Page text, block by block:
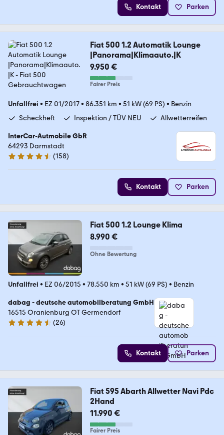
Kontakt Parken
Fiat 500 1.2 Automatik Lounge
|Panorama|Klimaauto.|K
9.950 €
Fairer Preis
Unfallfrei • EZ 01/2017• 86.351 km • 51 kW (69 PS) • Benzin
Scheckheft
Inspektion / TÜV NEU Allwetterreifen
InterCar-Autmobile GbR
64293 Darmstadt
4.6 Sterne
(158)
Kontakt Parken
Fiat 500 1.2 Lounge Klima
8.990 €
Ohne Bewertung
Unfallfrei • EZ 06/2015 • 78.550 km • 51 kW (69 PS) • Benzin
dabag - deutsche automobilberatung GmbH
16515 Oranienburg OT Germendorf
4.5 Sterne
(26)
Kontakt Parken
Fiat 595 Abarth Allwetter Navi Pdc
2Hand
11.990 €
Fairer Preis